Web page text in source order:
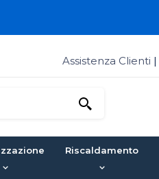
Assistenza Clienti |
Riscaldamento